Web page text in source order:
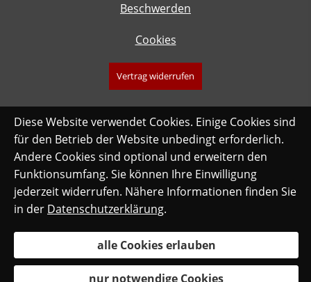
Beschwerden
Cookies
Vertrag widerrufen
Diese Website verwendet Cookies. Einige Cookies sind
für den Betrieb der Website unbedingt erforderlich.
Andere Cookies sind optional und erweitern den
Funktionsumfang. Sie können Ihre Einwilligung
jederzeit widerrufen. Nähere Informationen finden Sie
in der Datenschutzerklärung.
alle Cookies erlauben
nur notwendige Cookies